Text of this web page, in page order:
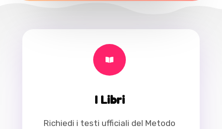

I Libri
Richiedi i testi ufficiali del Metodo